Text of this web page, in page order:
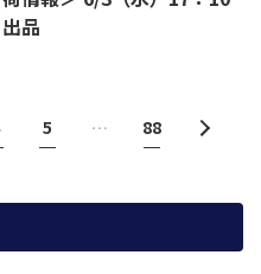
出品
5 … 88